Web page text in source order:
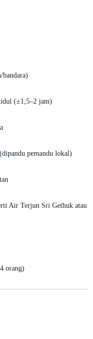
bandara)
(±1,5–2 jam)
pemandu lokal)
Air Terjun Sri Gethuk atau
orang)